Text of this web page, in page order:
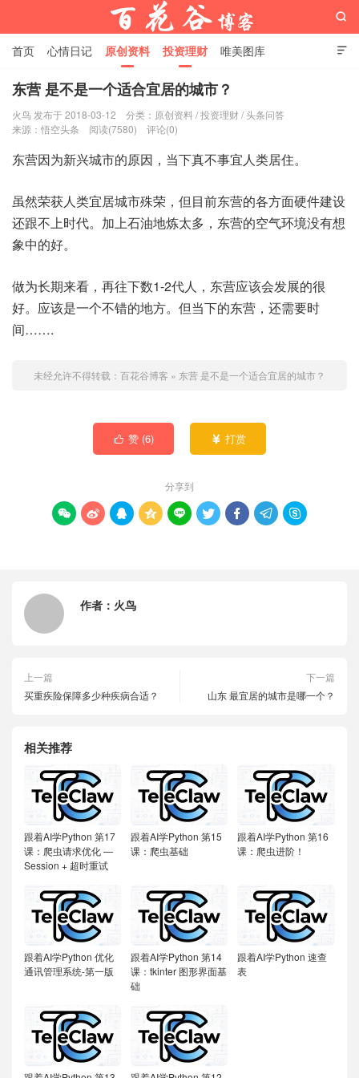
百花谷博客

首页 心情日记 原创资料 投资理财 唯美图库
影音视频 工作照片 Python代码

东营 是不是一个适合宜居的城市？
火鸟 发布于 2018-03-12 分类： 原创资料 /投资理财/头条问答
来源： 悟空头条 阅读(7580) 评论(0)
东营因为新兴城市的原因，当下真不事宜人类居住。
虽然荣获人类宜居城市殊荣，但目前东营的各方面硬件建设
还跟不上时代。加上石油地炼太多，东营的空气环境没有想
象中的好。
做为长期来看，再往下数1-2代人，东营应该会发展的很
好。应该是一个不错的地方。但当下的东营，还需要时
间…….
未经允许不得转载： 百花谷博客 » 东营 是不是一个适合宜居的城市？
 赞 (6)  打赏
分享到
        
作者： 火鸟
上一篇
买重疾险保障多少种疾病合适？
下一篇
山东 最宜居的城市是哪一个？
相关推荐
跟着AI学Python 第17
课：爬虫请求优化 —
Session + 超时重试
跟着AI学Python第15
课：爬虫基础
跟着AI学Python第16
课：爬虫进阶！
跟着AI学Python 优化
通讯管理系统-第一版
跟着AI学Python第14
课：tkinter 图形界面基
础
跟着AI学Python速查
表